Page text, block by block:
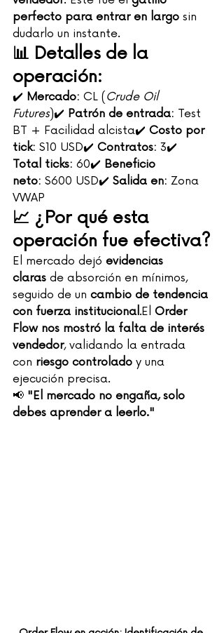
perfecto para entrar en largo sin
dudarlo un instante.
📊 Detalles de la
operación:
✔️ Mercado: CL ( Crude Oil
Futures)✔️ Patrón de entrada: Test
BT + Facilidad alcista✔️ Costo por
tick: $10 USD✔️ Contratos: 3✔️
Total ticks: 60✔️ Beneficio
neto: $600 USD✔️ Salida en: Zona
VWAP
📈 ¿Por qué esta
operación fue efectiva?
El mercado dejó evidencias
claras de absorción en mínimos,
seguido de un cambio de tendencia
con fuerza institucional.El Order
Flow nos mostró la falta de interés
vendedor, validando la entrada
con riesgo controlado y una
ejecución precisa.
📢 "El mercado no engaña, solo
debes aprender a leerlo."